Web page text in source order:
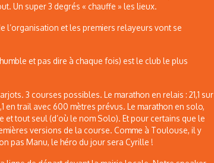
Un super 3 degrés « chauffe » les lieux.
l’organisation et les premiers relayeurs vont se
et pas dire à chaque fois) est le club le plus
3 courses possibles. Le marathon en relais : 21,1 sur
en trail avec 600 mètres prévus. Le marathon en solo,
et tout seul (d’où le nom Solo). Et pour certains que le
versions de la course. Comme à Toulouse, il y
pas Manu, le héro du jour sera Cyrille !